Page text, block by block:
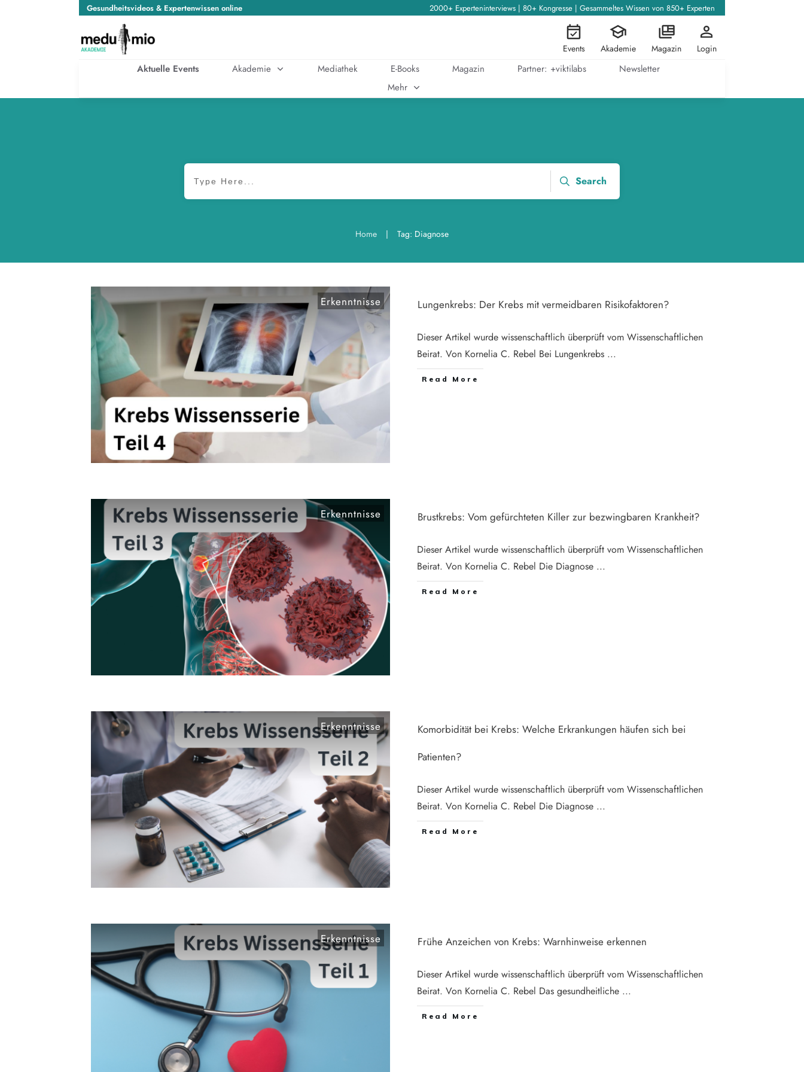
Gesundheitsvideos & Expertenwissen online 2000+ Experteninterviews | 80+ Kongresse | Gesammeltes Wissen von 850+ Experten
Events Akademie Magazin Login
Aktuelle Events Akademie Mediathek E-Books Magazin Partner: +viktilabs
Newsletter
Mehr
Search
Home | Tag: Diagnose
Erkenntnisse Lungenkrebs: Der Krebs mit vermeidbaren Risikofaktoren?
Dieser Artikel wurde wissenschaftlich überprüft vom Wissenschaftlichen
Beirat. Von Kornelia C. Rebel Bei Lungenkrebs ...
Read More
Erkenntnisse Brustkrebs: Vom gefürchteten Killer zur bezwingbaren Krankheit?
Dieser Artikel wurde wissenschaftlich überprüft vom Wissenschaftlichen
Beirat. Von Kornelia C. Rebel Die Diagnose ...
Read More
Erkenntnisse
Komorbidität bei Krebs: Welche Erkrankungen häufen sich bei
Patienten?
Dieser Artikel wurde wissenschaftlich überprüft vom Wissenschaftlichen
Beirat. Von Kornelia C. Rebel Die Diagnose ...
Read More
Erkenntnisse Frühe Anzeichen von Krebs: Warnhinweise erkennen
Dieser Artikel wurde wissenschaftlich überprüft vom Wissenschaftlichen
Beirat. Von Kornelia C. Rebel Das gesundheitliche ...
Read More